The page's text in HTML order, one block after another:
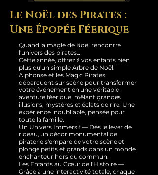
Le Noël des Pirates :
Une Épopée Féerique
Quand la magie de Noël rencontre
l'univers des pirates…
Cette année, offrez à vos enfants bien
plus qu'un simple Arbre de Noël.
Alphonse et les Magic Pirates
débarquent sur scène pour transformer
votre événement en une véritable
aventure féerique, mêlant grandes
illusions, mystères et éclats de rire. Une
expérience inoubliable, pensée pour
toute la famille.
Un Univers Immersif — Dès le lever de
rideau, un décor monumental de
piraterie s'empare de votre scène et
plonge petits et grands dans un monde
enchanteur hors du commun.
Les Enfants au Cœur de l'Histoire —
Grâce à une interactivité totale, chaque